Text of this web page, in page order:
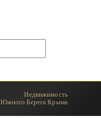
Недвижимость
Южного Берега Крыма